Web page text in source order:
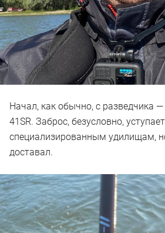
Начал, как обычно, с разведчика
41SR. Заброс, безусловно, уступает
специализированным удилищам,
доставал.